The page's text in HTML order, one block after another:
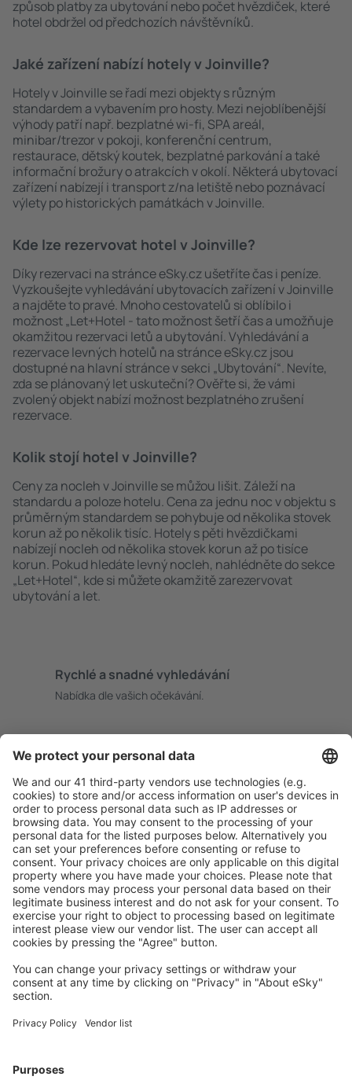
způsob platby za ubytování nebo počet hvězdiček, které
hotel obdržel od předchozích návštěvníků.
Jaké zařízení nabízí hotely v Joinville?
Hotely v Joinville se řadí mezi objekty s různým
standardem a vybavením pro hosty. Mezi nejoblíbenější
výhody patří např. bezplatné wi-fi, SPA areál,
minibar/trezor v pokoji, konferenční centrum,
restaurace, dětský koutek, bezplatné parkování a také
informační brožury o atrakcích v okolí. Některá ubytovací
zařízení nabízejí i transport z/na letiště nebo poznávací
výlety po historických památkách v Joinville.
Kde lze rezervovat hotel v Joinville?
Díky rezervaci na stránce eSky.cz ušetříte čas i peníze.
Vyzkoušejte vyhledávání ubytovacích zařízení v Joinville
a najděte to pravé. Mnoho cestovatelů si oblíbilo i
možnost „Let+Hotel - tato možnost šetří čas a umožňuje
okamžitou rezervaci letů a ubytování. Vyhledávání a
rezervace levných hotelů na stránce eSky.cz jsou
dostupné na hlavní stránce v sekci „Ubytování“. Nevíte,
zda se plánovaný let uskuteční? Ověřte si, že vámi
zvolený objekt nabízí možnost bezplatného zrušení
rezervace.
Kolik stojí hotel v Joinville?
Ceny za nocleh v Joinville se můžou lišit. Záleží na
standardu a poloze hotelu. Cena za jednu noc v objektu s
průměrným standardem se pohybuje od několika stovek
korun až po několik tisíc. Hotely s pěti hvězdičkami
nabízejí nocleh od několika stovek korun až po tisíce
korun. Pokud hledáte levný nocleh, nahlédněte do sekce
„Let+Hotel“, kde si můžete okamžitě zarezervovat
ubytování a let.
Rychlé a snadné vyhledávání
Nabídka dle vašich očekávání.
Bezproblémová rezervace s možností bezplatného
zrušení.
S námi ušetříte
Atraktivní ceny a speciální nabídky pro přihlášené
uživatele.
Ubytování dle vašeho gusta
Vyberte si z více než 1.3 milionu zařízení: hotelů,
apartmánů, chat a dalších.
Nejvyhledávanější hotely uživateli eSky
Hotely v Brazílii - Oblíbená města